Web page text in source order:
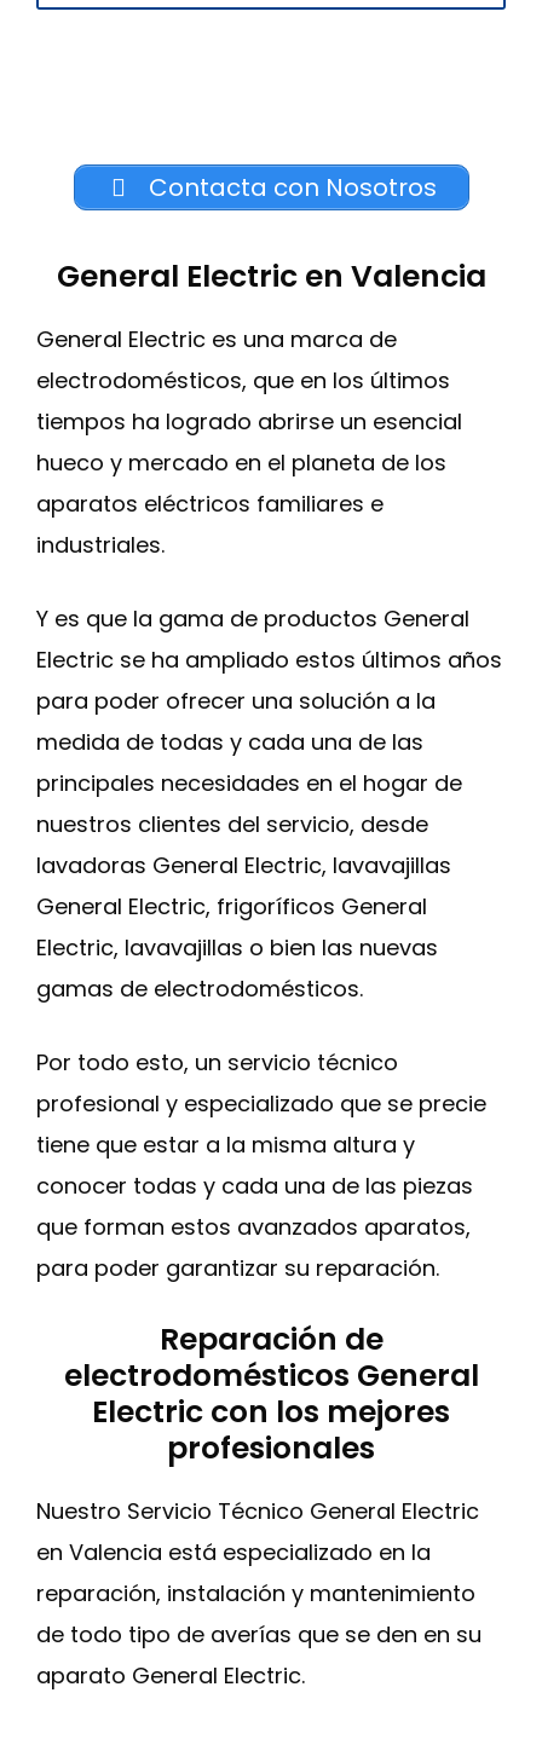
Contacta con Nosotros
General Electric en Valencia
General Electric es una marca de
electrodomésticos, que en los últimos
tiempos ha logrado abrirse un esencial
hueco y mercado en el planeta de los
aparatos eléctricos familiares e
industriales.
Y es que la gama de productos General
Electric se ha ampliado estos últimos años
para poder ofrecer una solución a la
medida de todas y cada una de las
principales necesidades en el hogar de
nuestros clientes del servicio, desde
lavadoras General Electric, lavavajillas
General Electric, frigoríficos General
Electric, lavavajillas o bien las nuevas
gamas de electrodomésticos.
Por todo esto, un servicio técnico
profesional y especializado que se precie
tiene que estar a la misma altura y
conocer todas y cada una de las piezas
que forman estos avanzados aparatos,
para poder garantizar su reparación.
Reparación de
electrodomésticos General
Electric con los mejores
profesionales
Nuestro Servicio Técnico General Electric
en Valencia está especializado en la
reparación, instalación y mantenimiento
de todo tipo de averías que se den en su
aparato General Electric.